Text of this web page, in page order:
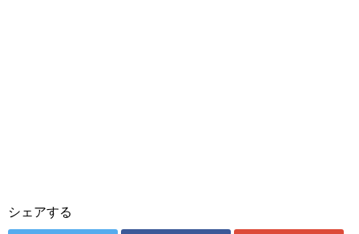
シェアする